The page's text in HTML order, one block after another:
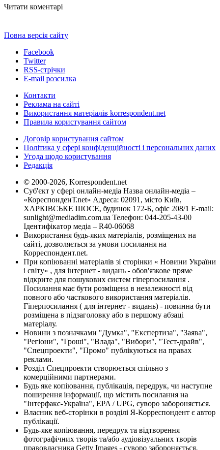
Читати коментарі
Повна версія сайту
Facebook
Twitter
RSS-стрічки
E-mail розсилка
Контакти
Реклама на сайті
Використання матеріалів korrespondent.net
Правила користування сайтом
Договір користування сайтом
Політика у сфері конфіденційності і персональних даних
Угода щодо користування
Редакція
© 2000-2026, Korrespondent.net
Суб'єкт у сфері онлайн-медіа Назва онлайн-медіа –
«КореспонденТ.net» Адреса: 02091, місто Київ,
ХАРКІВСЬКЕ ШОСЕ, будинок 172-Б, офіс 208/1 E-mail:
sunlight@mediadim.com.ua Телефон: 044-205-43-00
Ідентифікатор медіа – R40-06068
Використання будь-яких матеріалів, розміщених на
сайті, дозволяється за умови посилання на
Корреспондент.net.
При копіюванні матеріалів зі сторінки « Новини України
і світу» , для інтернет - видань - обов'язкове пряме
відкрите для пошукових систем гіперпосилання .
Посилання має бути розміщена в незалежності від
повного або часткового використання матеріалів.
Гіперпосилання ( для інтернет - видань) - повинна бути
розміщена в підзаголовку або в першому абзаці
матеріалу.
Новини з позначками "Думка", "Експертиза", "Заява",
"Регіони", "Гроші", "Влада", "Вибори", "Тест-драйв",
"Спецпроекти", "Промо" публікуються на правах
реклами.
Розділ Спецпроекти створюється спільно з
комерційними партнерами.
Будь яке копіювання, публікація, передрук, чи наступне
поширення інформації, що містить посилання на
"Інтерфакс-Україна", EPA / UPG, суворо забороняється.
Власник веб-сторінки в розділі Я-Корреспондент є автор
публікації.
Будь-яке копіювання, передрук та відтворення
фотографічних творів та/або аудіовізуальних творів
правовласника Getty Images - суворо забороняється.